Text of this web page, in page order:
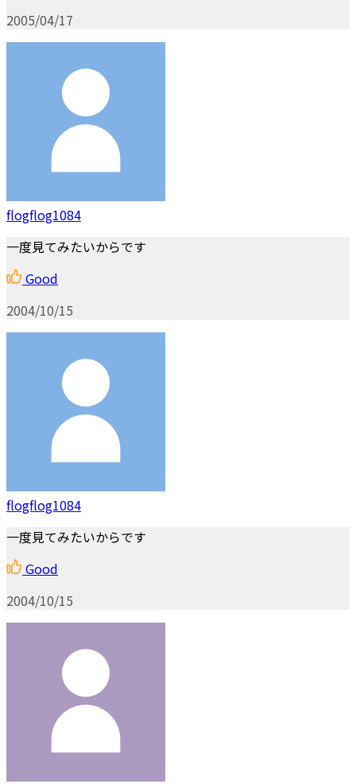
2005/04/17
flogflog1084
一度見てみたいからです
Good
2004/10/15
flogflog1084
一度見てみたいからです
Good
2004/10/15